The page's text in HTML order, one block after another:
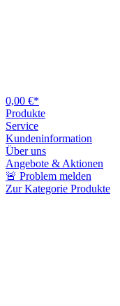
0,00 €*
Produkte
Service
Kundeninformation
Über uns
Angebote & Aktionen
🚨 Problem melden
Zur Kategorie Produkte